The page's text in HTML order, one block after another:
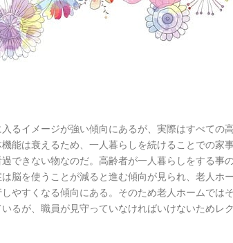
るイメージが強い傾向にあるが、実際はすべての
能は衰えるため、一人暮らしを続けることでの家
できない物なのだ。高齢者が一人暮らしをする事
脳を使うことが減ると進む傾向が見られ、老人ホ
やすくなる傾向にある。そのため老人ホームでは
るが、職員が見守っていなければいけないためレ